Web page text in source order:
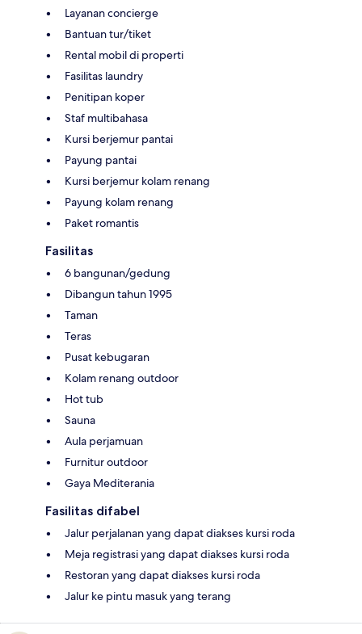
Layanan concierge
Bantuan tur/tiket
Rental mobil di properti
Fasilitas laundry
Penitipan koper
Staf multibahasa
Kursi berjemur pantai
Payung pantai
Kursi berjemur kolam renang
Payung kolam renang
Paket romantis
Fasilitas
6 bangunan/gedung
Dibangun tahun 1995
Taman
Teras
Pusat kebugaran
Kolam renang outdoor
Hot tub
Sauna
Aula perjamuan
Furnitur outdoor
Gaya Mediterania
Fasilitas difabel
Jalur perjalanan yang dapat diakses kursi roda
Meja registrasi yang dapat diakses kursi roda
Restoran yang dapat diakses kursi roda
Jalur ke pintu masuk yang terang